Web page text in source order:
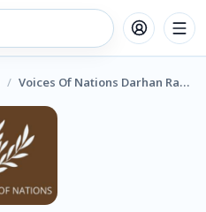
/ Voices Of Nations Darhan Radio